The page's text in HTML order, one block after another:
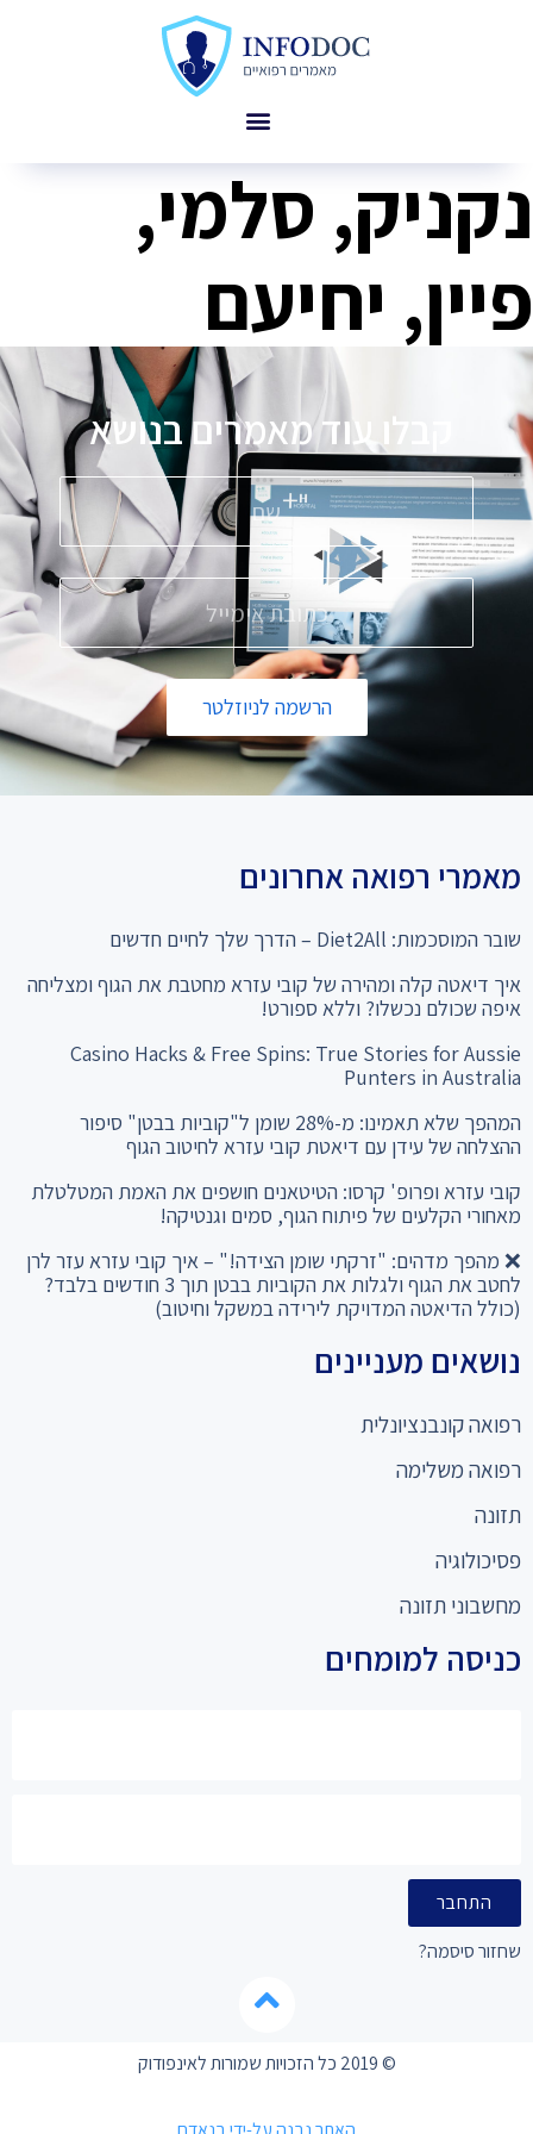
נקניק, סלמי,
פיין, יחיעם
קבלו עוד מאמרים בנושאפ
הרשמה לניוזלטר
מאמרי רפואה אחרונים
שובר המוסכמות: Diet2All – הדרך שלך לחיים חדשים
איך דיאטה קלה ומהירה של קובי עזרא מחטבת את הגוף ומצליחה
איפה שכולם נכשלו? וללא ספורט!
Casino Hacks & Free Spins: True Stories for Aussie
Punters in Australia
המהפך שלא תאמינו: מ-28% שומן ל"קוביות בבטן" סיפור
ההצלחה של עידן עם דיאטת קובי עזרא לחיטוב הגוף
קובי עזרא ופרופ' קרסו: הטיטאנים חושפים את האמת המטלטלת
מאחורי הקלעים של פיתוח הגוף, סמים וגנטיקה!
❌ מהפך מדהים: "זרקתי שומן הצידה!" – איך קובי עזרא עזר לרן
לחטב את הגוף ולגלות את הקוביות בבטן תוך 3 חודשים בלבד?
(כולל הדיאטה המדויקת לירידה במשקל וחיטוב)
נושאים מעניינים
רפואה קונבנציונלית
רפואה משלימה
תזונה
פסיכולוגיה
מחשבוני תזונה
כניסה למומחים
התחבר
שחזור סיסמה?
© 2019 כל הזכויות שמורות לאינפודוק